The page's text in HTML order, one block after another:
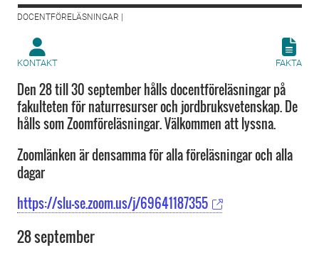
DOCENTFÖRELÄSNINGAR |
KONTAKT FAKTA
Den 28 till 30 september hålls docentföreläsningar på
fakulteten för naturresurser och jordbruksvetenskap. De
hålls som Zoomföreläsningar. Välkommen att lyssna.
Zoomlänken är densamma för alla föreläsningar och alla
dagar
https://slu-se.zoom.us/j/69641187355
28 september